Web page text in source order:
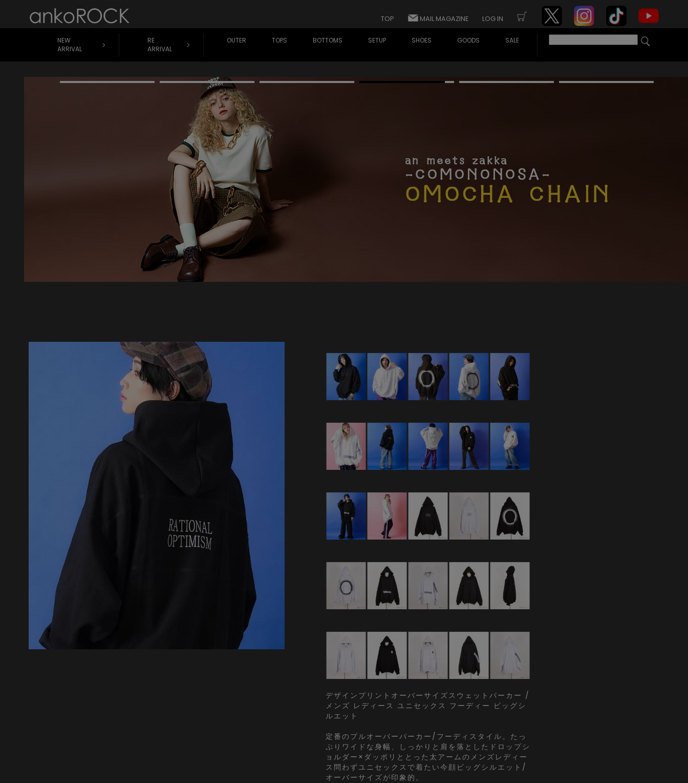
TOP MAIL MAGAZINE LOG IN
NEW
ARRIVAL
RE
ARRIVAL
OUTER TOPS BOTTOMS SETUP SHOES GOODS SALE
デザインプリントオーバーサイズスウェットパーカー /
メンズ レディース ユニセックス フーディー ビッグシ
ルエット
定番のプルオーバーパーカー/フーディスタイル。たっ
ぷりワイドな身幅、しっかりと肩を落としたドロップシ
ョルダー×ダッポリととった太アームのメンズレディー
ス問わずユニセックスで着たい今顔ビッグシルエット/
オーバーサイズが印象的。